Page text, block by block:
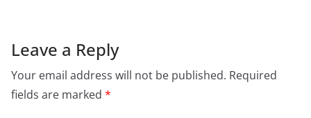
Leave a Reply
Your email address will not be published. Required
fields are marked *